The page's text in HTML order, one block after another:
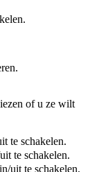
of u ze wilt
te schakelen.
te schakelen.
uit te schakelen.